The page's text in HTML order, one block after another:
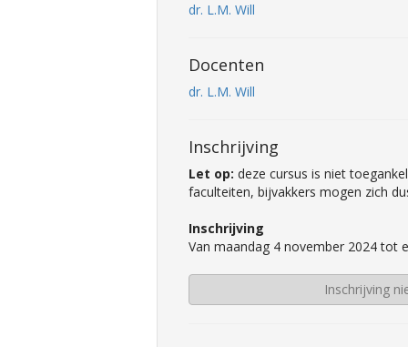
dr. L.M. Will
Docenten
dr. L.M. Will
Inschrijving
Let op: deze cursus is niet
faculteiten, bijvakkers mogen zich
Inschrijving
Van maandag 4 november 2024 tot
Inschrijving